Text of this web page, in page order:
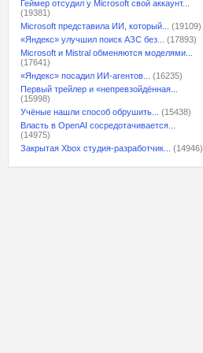
Геймер отсудил у Microsoft свой аккаунт...
(19381)
Microsoft представила ИИ, который...
(19109)
«Яндекс» улучшил поиск АЗС без...
(17893)
Microsoft и Mistral обменяются моделями...
(17641)
«Яндекс» посадил ИИ-агентов...
(16235)
Первый трейлер и «непревзойдённая...
(15998)
Учёные нашли способ обрушить...
(15438)
Власть в OpenAI сосредотачивается...
(14975)
Закрытая Xbox студия-разработчик...
(14946)